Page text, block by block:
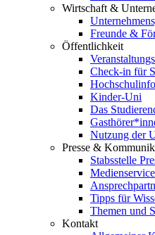
Wirtschaft &
Freunde &
Öffentlichkeit
Check-in für
Kinder-Uni
Das
Nutzung der
Presse &
Stabsstelle
Medienservice
Tipps für
Themen und
Kontakt